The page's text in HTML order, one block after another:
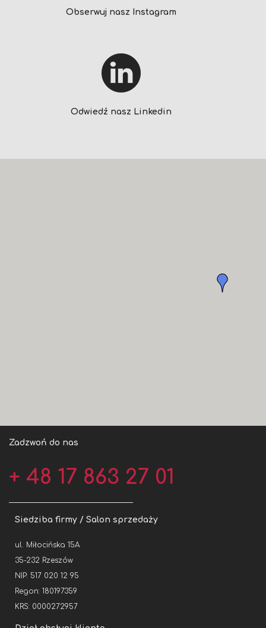
Obserwuj nasz Instagram
Odwiedź nasz Linkedin
Zadzwoń do nas
+ 48 17 863 27 01
Siedziba firmy / Salon sprzedaży
ul. Miłocińska 15A
35-232 Rzeszów
NIP: 517 020 12 95
Regon: 180197359
KRS: 0000272957